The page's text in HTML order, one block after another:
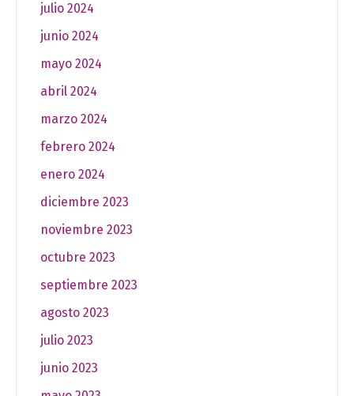
julio 2024
junio 2024
mayo 2024
abril 2024
marzo 2024
febrero 2024
enero 2024
diciembre 2023
noviembre 2023
octubre 2023
septiembre 2023
agosto 2023
julio 2023
junio 2023